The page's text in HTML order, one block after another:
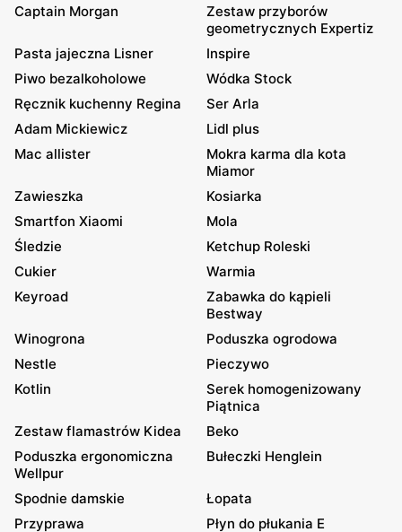
Captain Morgan
Zestaw przyborów
geometrycznych Expertiz
Pasta jajeczna Lisner
Inspire
Piwo bezalkoholowe
Wódka Stock
Ręcznik kuchenny Regina
Ser Arla
Adam Mickiewicz
Lidl plus
Mac allister
Mokra karma dla kota
Miamor
Zawieszka
Kosiarka
Smartfon Xiaomi
Mola
Śledzie
Ketchup Roleski
Cukier
Warmia
Keyroad
Zabawka do kąpieli
Bestway
Winogrona
Poduszka ogrodowa
Nestle
Pieczywo
Kotlin
Serek homogenizowany
Piątnica
Zestaw flamastrów Kidea
Beko
Poduszka ergonomiczna
Wellpur
Bułeczki Henglein
Spodnie damskie
Łopata
Przyprawa
Płyn do płukania E